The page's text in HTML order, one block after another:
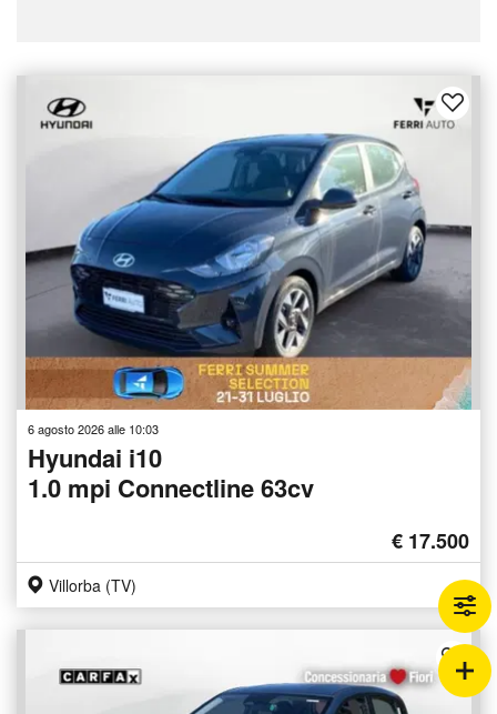
6 agosto 2026 alle 10:03
Hyundai i10
1.0 mpi Connectline 63cv
€ 17.500
Villorba (TV)